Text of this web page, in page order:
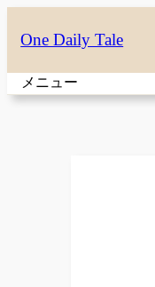
容
を
ス
One Daily Tale
メニュー